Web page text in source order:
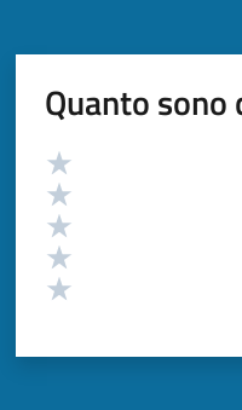
Quanto
Valutazione